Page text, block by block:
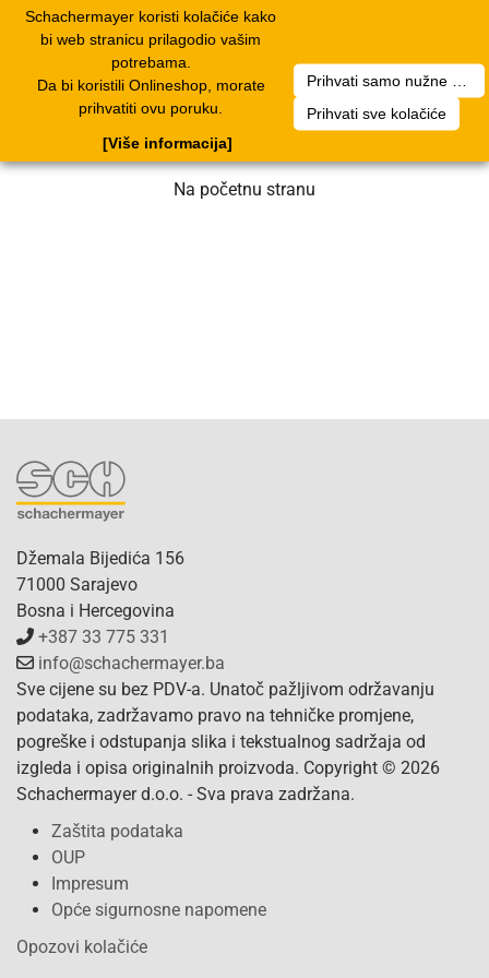
Schachermayer koristi kolačiće kako
bi web stranicu prilagodio vašim
potrebama.
Da bi koristili Onlineshop, morate
prihvatiti ovu poruku.
Prihvati sve kolačiće
[Više informacija]
Nažalost, došlo je do greške. Naš tim
radi na rješenju. Molimo za strpljenje.
Na početnu stranu
Džemala Bijedića 156
71000 Sarajevo
Bosna i Hercegovina
+387 33 775 331
info@schachermayer.ba
Sve cijene su bez PDV-a. Unatoč pažljivom održavanju
podataka, zadržavamo pravo na tehničke promjene,
pogreške i odstupanja slika i tekstualnog sadržaja od
izgleda i opisa originalnih proizvoda. Copyright © 2026
Schachermayer d.o.o. - Sva prava zadržana.
Zaštita podataka
OUP
Impresum
Opće sigurnosne napomene
Opozovi kolačiće